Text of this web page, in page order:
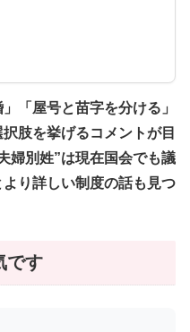
「屋号と苗字を分ける」
肢を挙げるコメントが目
婦別姓”は現在国会でも議
り詳しい制度の話も見つ
です